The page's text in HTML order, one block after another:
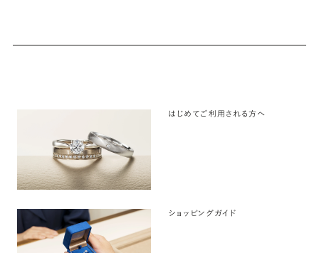
はじめてご利用される方へ
ショッピングガイド